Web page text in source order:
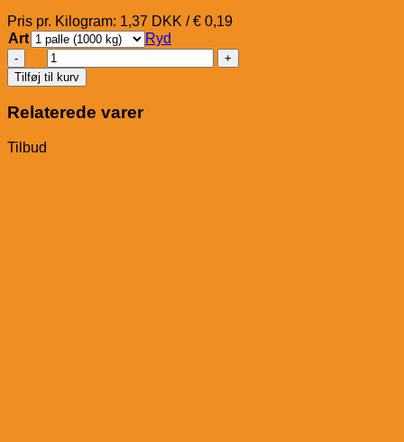
Pris pr. Kilogram: 1,37 DKK / € 0,19
Art
Ryd
Absolut
Træbriketter
-
Ruf
Eg-
antal
Tilføj til kurv
Relaterede varer
Tilbud